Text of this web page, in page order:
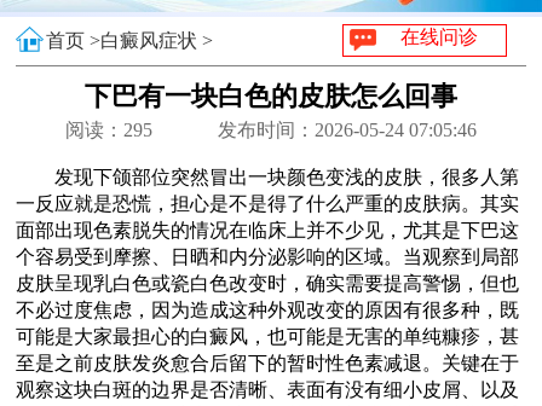
首页 >白癜风症状 > 在线问诊
下巴有一块白色的皮肤怎么回事
阅读： 295 发布时间：2026-05-24 07:05:46
发现下颌部位突然冒出一块颜色变浅的皮肤，很多人第
一反应就是恐慌，担心是不是得了什么严重的皮肤病。其实
面部出现色素脱失的情况在临床上并不少见，尤其是下巴这
个容易受到摩擦、日晒和内分泌影响的区域。当观察到局部
皮肤呈现乳白色或瓷白色改变时，确实需要提高警惕，但也
不必过度焦虑，因为造成这种外观改变的原因有很多种，既
可能是大家最担心的白癜风，也可能是无害的单纯糠疹，甚
至是之前皮肤发炎愈合后留下的暂时性色素减退。关键在于
观察这块白斑的边界是否清晰、表面有没有细小皮屑、以及